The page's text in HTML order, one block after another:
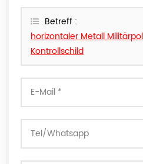
können.Betreff :
horizontaler Metall
Kontrollschild